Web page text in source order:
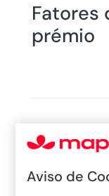
Fatores
prémio
5 Fatores
Aviso de